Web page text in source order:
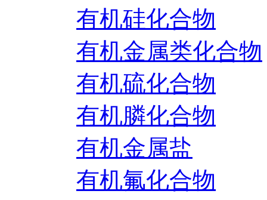
有机硅化合物
有机金属类化合物
有机硫化合物
有机膦化合物
有机金属盐
有机氟化合物